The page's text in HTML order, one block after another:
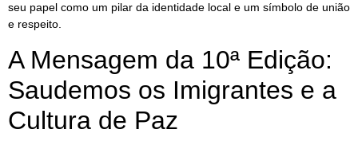
seu papel como um pilar da identidade local e um símbolo de união
e respeito.
A Mensagem da 10ª Edição:
Saudemos os Imigrantes e a
Cultura de Paz